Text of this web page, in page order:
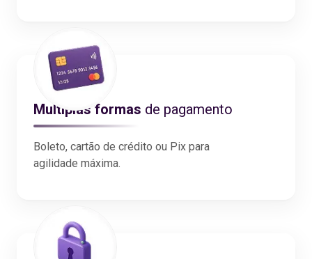
Multiplas formas de pagamento
Boleto, cartão de crédito ou Pix para
agilidade máxima.